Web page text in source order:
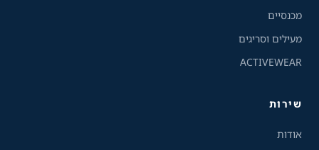
מכנסיים
מעילים וסריגים
ACTIVEWEAR
שירות
אודות